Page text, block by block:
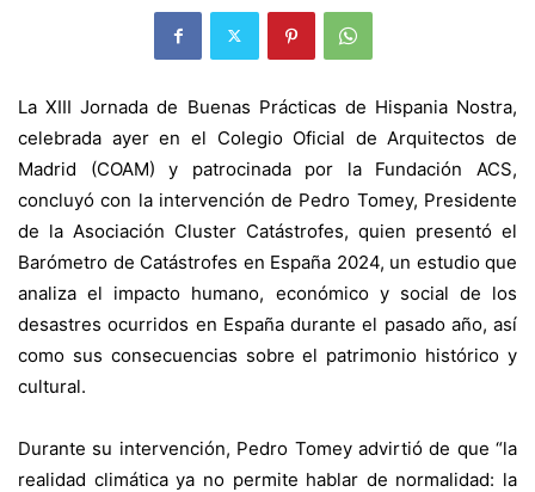
La XIII Jornada de Buenas Prácticas de Hispania Nostra,
celebrada ayer en el Colegio Oficial de Arquitectos de
Madrid (COAM) y patrocinada por la Fundación ACS,
concluyó con la intervención de Pedro Tomey, Presidente
de la Asociación Cluster Catástrofes, quien presentó el
Barómetro de Catástrofes en España 2024, un estudio que
analiza el impacto humano, económico y social de los
desastres ocurridos en España durante el pasado año, así
como sus consecuencias sobre el patrimonio histórico y
cultural.
Durante su intervención, Pedro Tomey advirtió de que “la
realidad climática ya no permite hablar de normalidad: la